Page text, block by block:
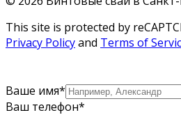
This site is protected by
Privacy Policyand Terms of
Ваше имя*
Ваш телефон*